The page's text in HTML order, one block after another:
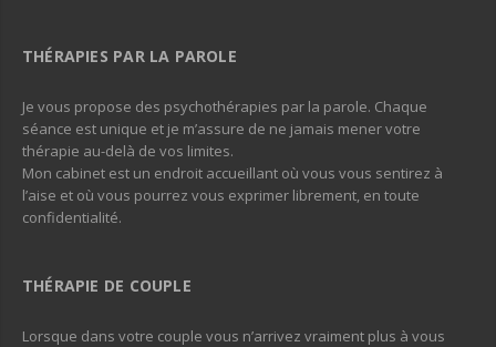
THÉRAPIES PAR LA PAROLE
Je vous propose des psychothérapies par la parole. Chaque
séance est unique et je m’assure de ne jamais mener votre
thérapie au-delà de vos limites.
Mon cabinet est un endroit accueillant où vous vous sentirez à
l’aise et où vous pourrez vous exprimer librement, en toute
confidentialité.
THÉRAPIE DE COUPLE
Lorsque dans votre couple vous n’arrivez vraiment plus à vous